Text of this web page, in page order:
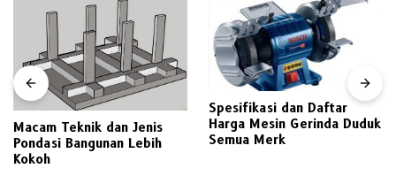
Macam Teknik dan Jenis
Pondasi Bangunan Lebih
Kokoh
Spesifikasi dan Daftar
Harga Mesin Gerinda Duduk
Semua Merk